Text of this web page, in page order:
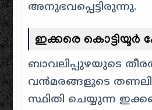
അനുഭവപ്പെട്ടിരുന്നു.
ഇക്കരെ കൊട്ടിയൂർ
ബാവലിപ്പുഴയുടെ
വൻമരങ്ങളുടെ
സ്ഥിതി ചെയ്യുന്ന